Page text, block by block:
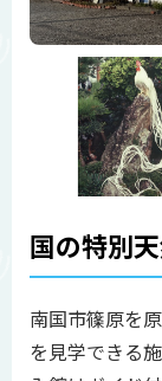
国の特別
南国市篠原を
を見学できる施